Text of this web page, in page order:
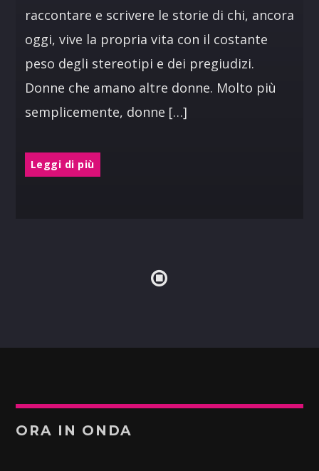
raccontare e scrivere le storie di chi, ancora
oggi, vive la propria vita con il costante
peso degli stereotipi e dei pregiudizi.
Donne che amano altre donne. Molto più
semplicemente, donne […]
Leggi di più
ORA IN ONDA